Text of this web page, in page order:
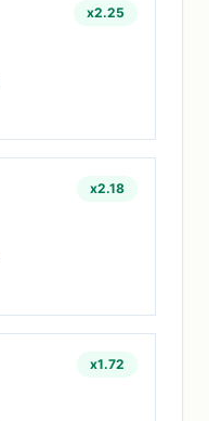
x2.25
x2.18
x1.72